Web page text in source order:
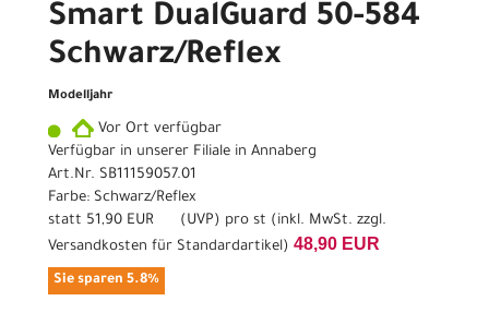
Smart DualGuard 50-584
Schwarz/Reflex
Modelljahr
Vor Ort verfügbar
Verfügbar in unserer Filiale in Annaberg
Art.Nr. SB11159057.01
Farbe: Schwarz/Reflex
statt 51,90 EUR ( UVP) pro st (inkl. MwSt. zzgl.
Versandkosten für Standardartikel) 48,90 EUR
Sie sparen 5.8%